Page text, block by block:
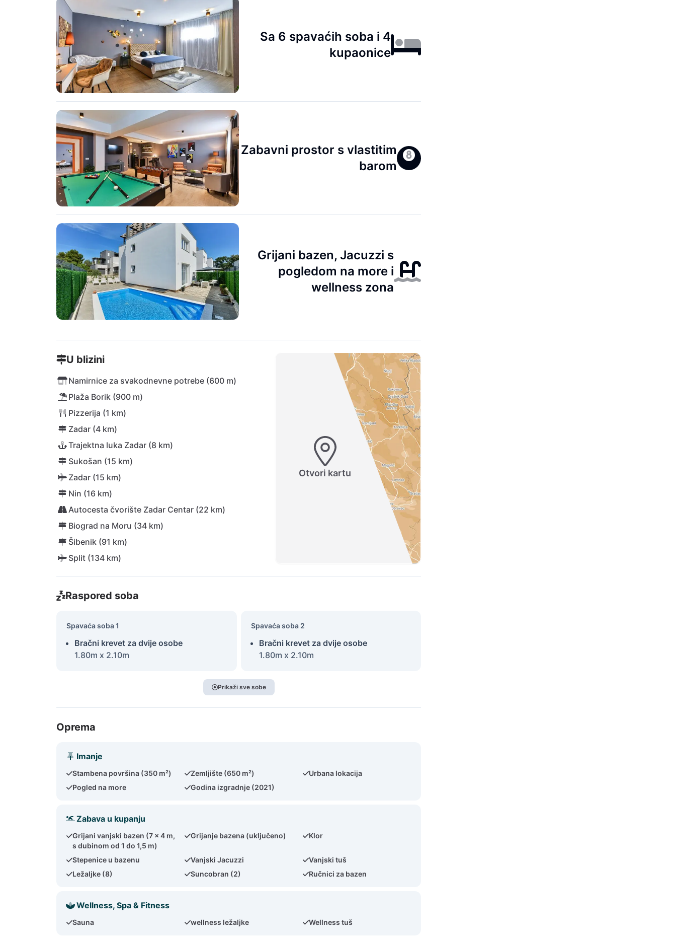
Sa 6 spavaćih soba i 4
kupaonice
Zabavni prostor s vlastitim
barom
Grijani bazen, Jacuzzi s
pogledom na more i
wellness zona
U blizini
Namirnice za svakodnevne potrebe (600 m)
Plaža Borik (900 m)
Pizzerija (1 km)
Zadar (4 km)
Trajektna luka Zadar (8 km)
Sukošan (15 km)
Zadar (15 km)
Nin (16 km)
Autocesta čvorište Zadar Centar (22 km)
Biograd na Moru (34 km)
Šibenik (91 km)
Split (134 km)
Otvori kartu
Raspored soba
Spavaća soba 1
Bračni krevet za dvije osobe
1.80m x 2.10m
Spavaća soba 2
Bračni krevet za dvije osobe
1.80m x 2.10m
Prikaži sve sobe
Oprema
Imanje
Stambena površina (350 m²) Zemljište (650 m²)
Urbana lokacija
Pogled na more
Godina izgradnje (2021)
Zabava u kupanju
Grijani vanjski bazen (7 x 4 m,
s dubinom od 1 do 1,5 m)
Grijanje bazena (uključeno) Klor
Stepenice u bazenu Vanjski Jacuzzi
Vanjski tuš
Ležaljke (8)
Suncobran (2) Ručnici za bazen
Wellness, Spa & Fitness
Sauna wellness ležaljke Wellness tuš